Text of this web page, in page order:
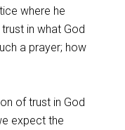
where he
in what God
a prayer; how
of trust in God
expect the